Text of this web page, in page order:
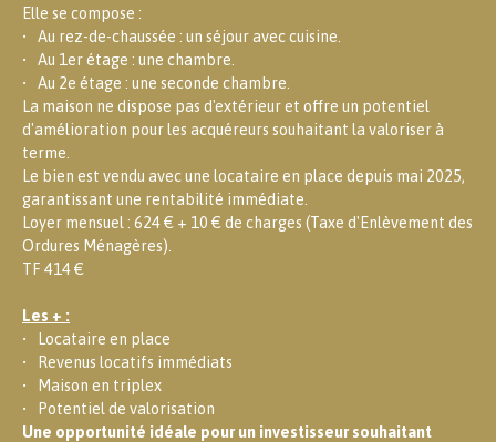
Elle se compose :
Au rez-de-chaussée : un séjour avec cuisine.
Au 1er étage : une chambre.
Au 2e étage : une seconde chambre.
La maison ne dispose pas d'extérieur et offre un potentiel
d'amélioration pour les acquéreurs souhaitant la valoriser à
terme.
Le bien est vendu avec une locataire en place depuis mai 2025,
garantissant une rentabilité immédiate.
Loyer mensuel : 624 € + 10 € de charges (Taxe d'Enlèvement des
Ordures Ménagères).
TF 414 €
Les + :
Locataire en place
Revenus locatifs immédiats
Maison en triplex
Potentiel de valorisation
Une opportunité idéale pour un investisseur souhaitant